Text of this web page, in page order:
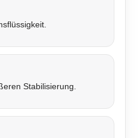
Stabilisierung.